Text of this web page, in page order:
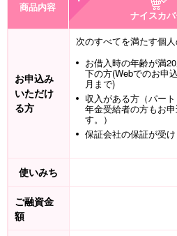
商品内容
ナイスカ
お申込み
いただけ
る方
次のすべてを満たす個
お借入時の年齢が満
下の方(Webでのお申
月まで)
収入がある方（パー
年金受給者の方もお
す。）
保証会社の保証が受
使いみち
ご融資金
額